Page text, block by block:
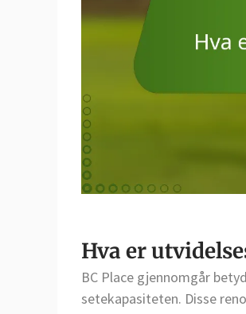
Hva er
BC Place gjennomgår
setekapasiteten. Disse